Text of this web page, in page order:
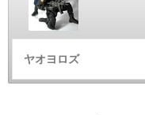
ヤオヨロズ